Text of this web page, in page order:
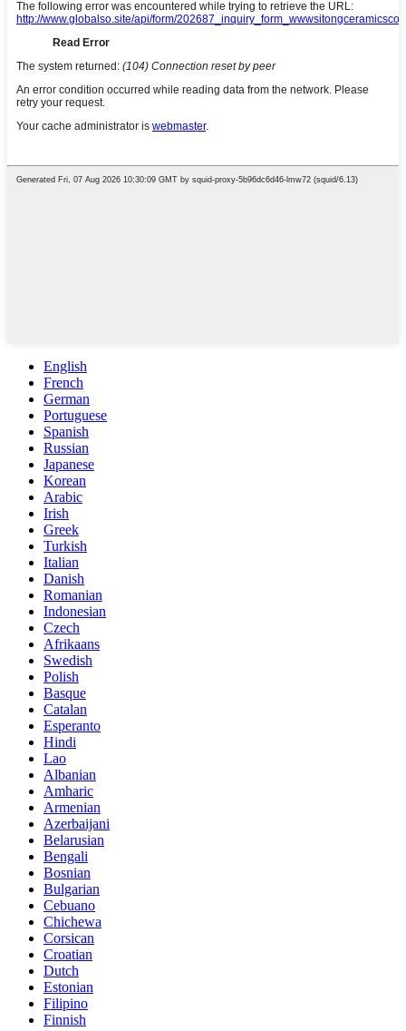
English
French
German
Portuguese
Spanish
Russian
Japanese
Korean
Arabic
Irish
Greek
Turkish
Italian
Danish
Romanian
Indonesian
Czech
Afrikaans
Swedish
Polish
Basque
Catalan
Esperanto
Hindi
Lao
Albanian
Amharic
Armenian
Azerbaijani
Belarusian
Bengali
Bosnian
Bulgarian
Cebuano
Chichewa
Corsican
Croatian
Dutch
Estonian
Filipino
Finnish